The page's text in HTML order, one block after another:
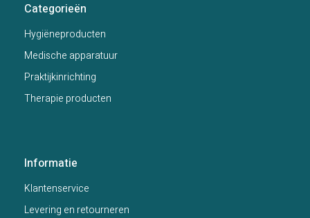
Categorieën
Hygiëneproducten
Medische apparatuur
Praktijkinrichting
Therapie producten
Informatie
Klantenservice
Levering en retourneren